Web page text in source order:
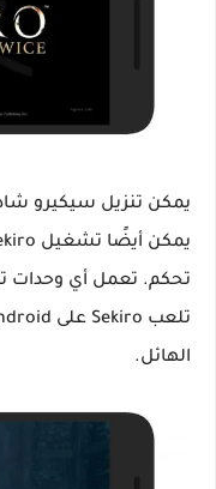
تحكم. تعمل أي وحدات
الهائل.